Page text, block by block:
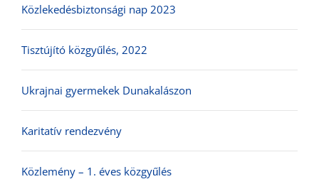
Közlekedésbiztonsági nap 2023
Tisztújító közgyűlés, 2022
Ukrajnai gyermekek Dunakalászon
Karitatív rendezvény
Közlemény – 1. éves közgyűlés